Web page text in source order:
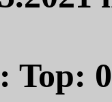
Top: 0